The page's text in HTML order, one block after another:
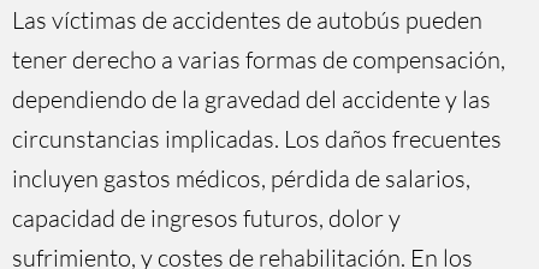
Las víctimas de accidentes de autobús pueden
tener derecho a varias formas de compensación,
dependiendo de la gravedad del accidente y las
circunstancias implicadas. Los daños frecuentes
incluyen gastos médicos, pérdida de salarios,
capacidad de ingresos futuros, dolor y
sufrimiento, y costes de rehabilitación. En los